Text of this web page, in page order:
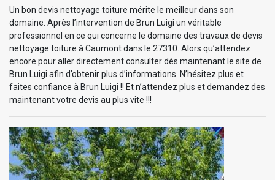
Un bon devis nettoyage toiture mérite le meilleur dans son
domaine. Après l’intervention de Brun Luigi un véritable
professionnel en ce qui concerne le domaine des travaux de devis
nettoyage toiture à Caumont dans le 27310. Alors qu’attendez
encore pour aller directement consulter dès maintenant le site de
Brun Luigi afin d’obtenir plus d’informations. N’hésitez plus et
faites confiance à Brun Luigi !! Et n’attendez plus et demandez des
maintenant votre devis au plus vite !!!